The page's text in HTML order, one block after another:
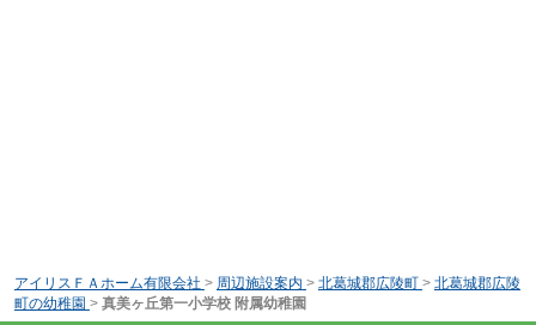
アイリスＦＡホーム有限会社 > 周辺施設案内 > 北葛城郡広陵町 > 北葛城郡広陵
町の幼稚園 > 真美ヶ丘第一小学校 附属幼稚園